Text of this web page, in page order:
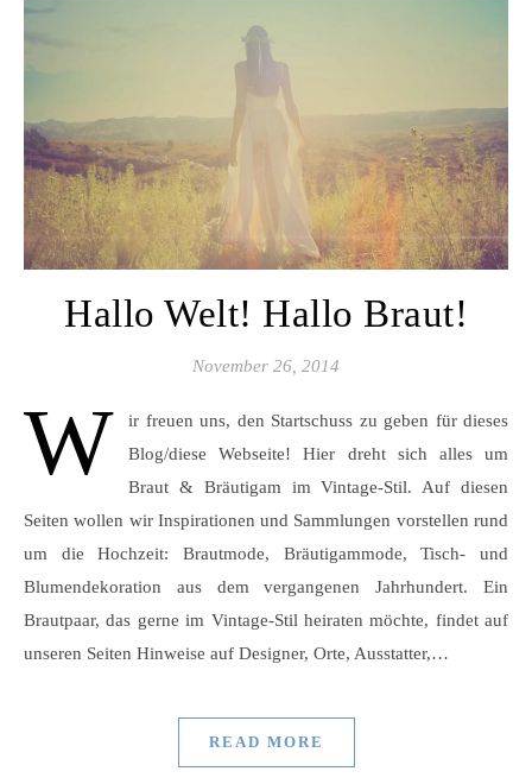
Hallo Welt! Hallo Braut!
November 26, 2014
W
ir freuen uns, den Startschuss zu geben für dieses
Blog/diese Webseite! Hier dreht sich alles um
Braut & Bräutigam im Vintage-Stil. Auf diesen
Seiten wollen wir Inspirationen und Sammlungen vorstellen rund
um die Hochzeit: Brautmode, Bräutigammode, Tisch- und
Blumendekoration aus dem vergangenen Jahrhundert. Ein
Brautpaar, das gerne im Vintage-Stil heiraten möchte, findet auf
unseren Seiten Hinweise auf Designer, Orte, Ausstatter,…
READ MORE